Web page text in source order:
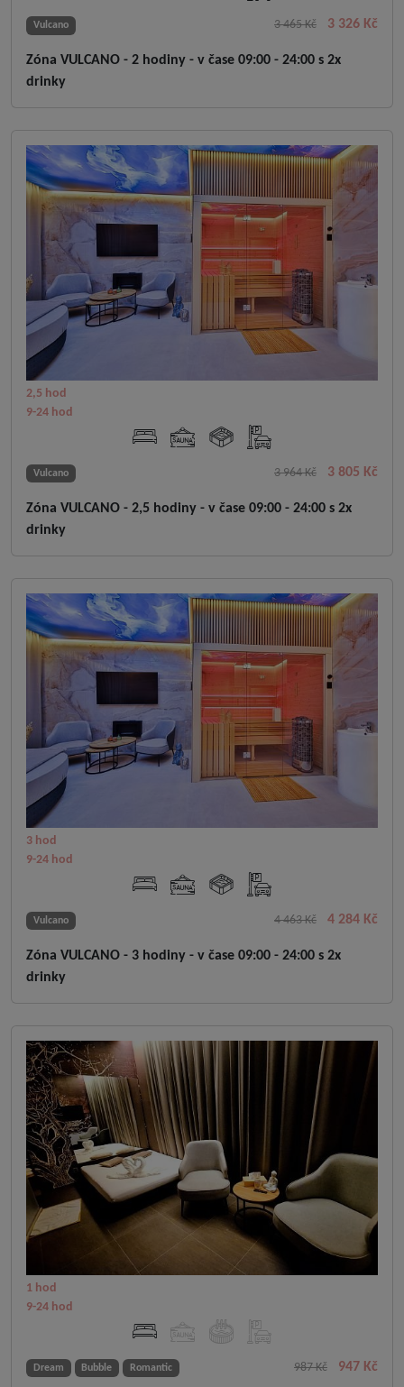
Vulcano 3 465 Kč 3 326 Kč
Zóna VULCANO - 2 hodiny - v čase 09:00 - 24:00 s 2x
drinky
2,5 hod
9-24 hod
Vulcano 3 964 Kč 3 805 Kč
Zóna VULCANO - 2,5 hodiny - v čase 09:00 - 24:00 s 2x
drinky
3 hod
9-24 hod
Vulcano 4 463 Kč 4 284 Kč
Zóna VULCANO - 3 hodiny - v čase 09:00 - 24:00 s 2x
drinky
1 hod
9-24 hod
Dream Bubble Romantic 987 Kč 947 Kč